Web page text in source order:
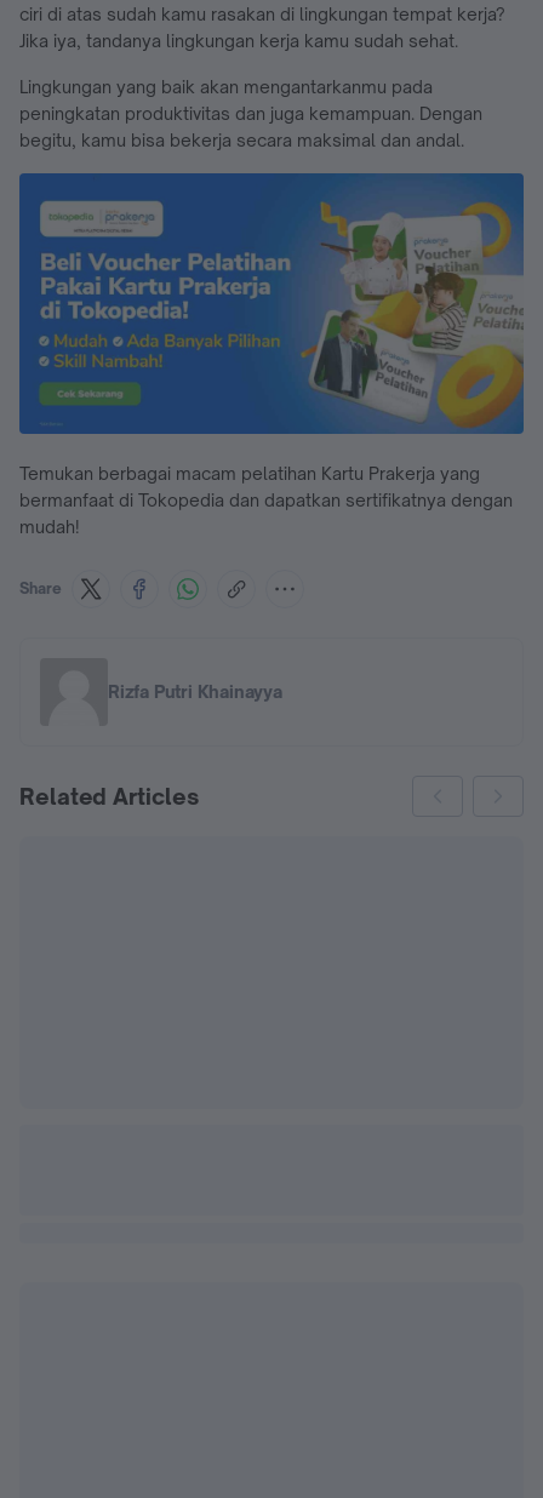
ciri di atas sudah kamu rasakan di lingkungan tempat kerja?
Jika iya, tandanya lingkungan kerja kamu sudah sehat.
Lingkungan yang baik akan mengantarkanmu pada
peningkatan produktivitas dan juga kemampuan. Dengan
begitu, kamu bisa bekerja secara maksimal dan andal.
Temukan berbagai macam pelatihan Kartu Prakerja yang
bermanfaat di Tokopedia dan dapatkan sertifikatnya dengan
mudah!
Share
Rizfa Putri Khainayya
Related Articles